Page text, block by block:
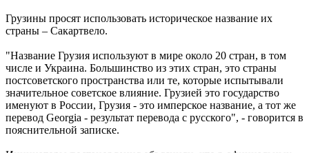
Грузины просят использовать историческое название их
страны – Сакартвело.
"Название Грузия используют в мире около 20 стран, в том
числе и Украина. Большинство из этих стран, это страны
постсоветского пространства или те, которые испытывали
значительное советское влияние. Грузией это государство
именуют в России, Грузия - это имперское название, а тот же
перевод Georgia - результат перевода с русского", - говорится в
пояснительной записке.